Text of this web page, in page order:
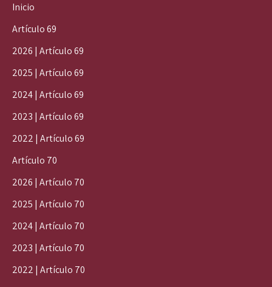
Inicio
Artículo 69
2026 | Artículo 69
2025 | Artículo 69
2024 | Artículo 69
2023 | Artículo 69
2022 | Artículo 69
Artículo 70
2026 | Artículo 70
2025 | Artículo 70
2024 | Artículo 70
2023 | Artículo 70
2022 | Artículo 70